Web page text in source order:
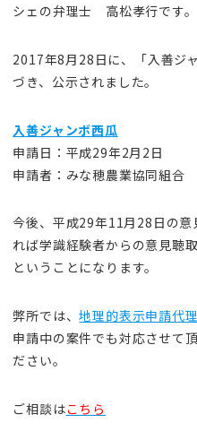
シェの弁理士 高松孝行です。
2017年8月28日に、「入善ジ
づき、公示されました。
入善ジャンボ西瓜
申請日：平成29年2月2日
申請者：みな穂農業協同組合
今後、平成29年11月28日の
れば学識経験者からの意見聴
ということになります。
弊所では、地理的表示申請代
申請中の案件でも対応させて
ださい。
ご相談はこちら